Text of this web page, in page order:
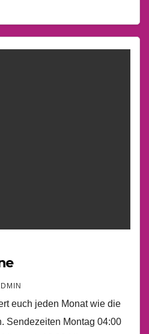
euch jeden Monat wie die
Sendezeiten Montag 04:00